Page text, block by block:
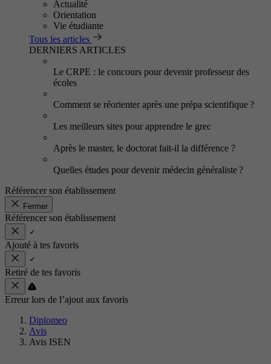
Actualité
Orientation
Vie étudiante
Tous les articles
DERNIERS ARTICLES
Le CRPE : le concours pour devenir professeur des
écoles
Comment se réorienter après une prépa scientifique ?
Les meilleurs sites pour apprendre le grec
Après le master, le doctorat fait-il la différence ?
Quelles études pour devenir médecin généraliste ?
Référencer son établissement
Fermer
Référencer son établissement
Ajouté à tes favoris
Retiré de tes favoris
Erreur lors de l’ajout aux favoris
Diplomeo
Avis
Avis ISEN